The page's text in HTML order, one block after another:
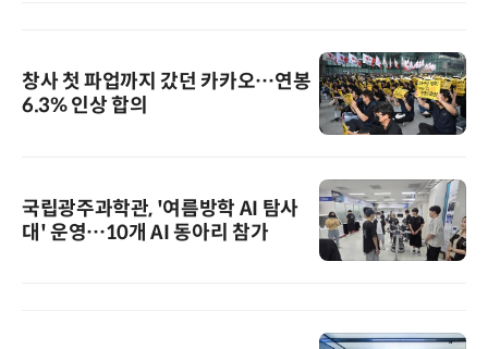
창사 첫 파업까지 갔던 카카오…연봉
6.3% 인상 합의
국립광주과학관, '여름방학 AI 탐사
대' 운영…10개 AI 동아리 참가